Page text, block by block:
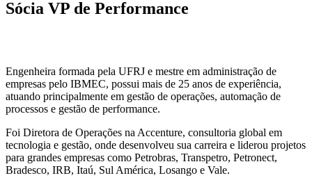
Sócia VP de Performance
Engenheira formada pela UFRJ e mestre em administração de
empresas pelo IBMEC, possui mais de 25 anos de experiência,
atuando principalmente em gestão de operações, automação de
processos e gestão de performance.
Foi Diretora de Operações na Accenture, consultoria global em
tecnologia e gestão, onde desenvolveu sua carreira e liderou projetos
para grandes empresas como Petrobras, Transpetro, Petronect,
Bradesco, IRB, Itaú, Sul América, Losango e Vale.